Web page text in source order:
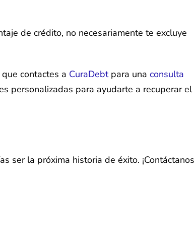
de crédito, no necesariamente te excluye
contactes a CuraDebtpara una consulta
personalizadas para ayudarte a recuperar el
ser la próxima historia de éxito. ¡Contáctanos